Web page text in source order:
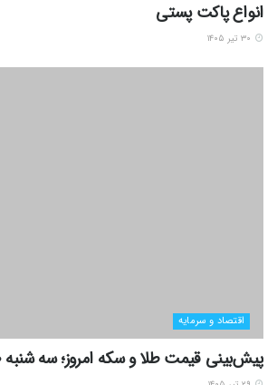
انواع پاکت پستی
اقتصاد و سرمایه
پیش‌بینی قیمت طلا و سکه امروز؛ سه شنبه 30 تیر 1405